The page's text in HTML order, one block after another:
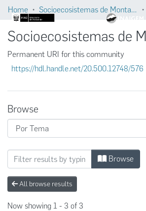
Home Socioecosistemas de Montaña
Socioecosistemas de
Permanent URI for this community
https://hdl.handle.net/20.500.12748/576
Browse
Browsing Browse
All browse results
Now showing 1 - 3 of 3